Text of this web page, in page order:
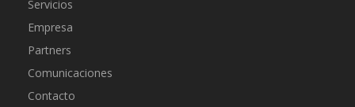
Servicios
Empresa
Partners
Comunicaciones
Contacto